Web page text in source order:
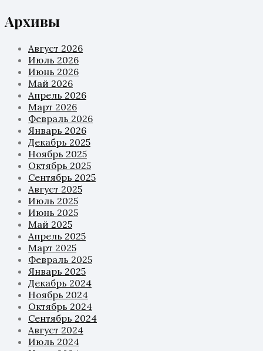
Архивы
Август 2026
Июль 2026
Июнь 2026
Май 2026
Апрель 2026
Март 2026
Февраль 2026
Январь 2026
Декабрь 2025
Ноябрь 2025
Октябрь 2025
Сентябрь 2025
Август 2025
Июль 2025
Июнь 2025
Май 2025
Апрель 2025
Март 2025
Февраль 2025
Январь 2025
Декабрь 2024
Ноябрь 2024
Октябрь 2024
Сентябрь 2024
Август 2024
Июль 2024